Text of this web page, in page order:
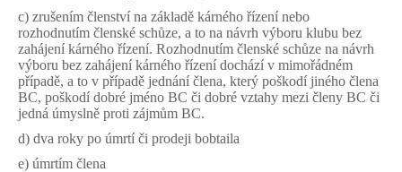
c) zrušením členství na základě kárného řízení nebo
rozhodnutím členské schůze, a to na návrh výboru klubu bez
zahájení kárného řízení. Rozhodnutím členské schůze na návrh
výboru bez zahájení kárného řízení dochází v mimořádném
případě, a to v případě jednání člena, který poškodí jiného člena
BC, poškodí dobré jméno BC či dobré vztahy mezi členy BC či
jedná úmyslně proti zájmům BC.
d) dva roky po úmrtí či prodeji bobtaila
e) úmrtím člena